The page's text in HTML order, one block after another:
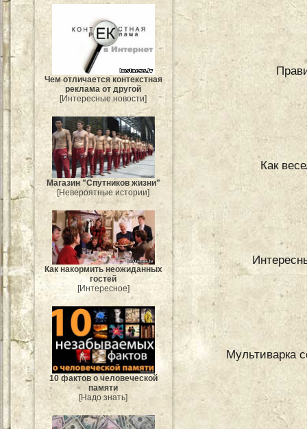
Чем отличается контекстная
реклама от другой
[Интересные новости]
Магазин "Спутников жизни"
[Невероятные истории]
Как накормить неожиданных
гостей
[Интересное]
10 фактов о человеческой
памяти
[Надо знать]
Как
Мультиварка